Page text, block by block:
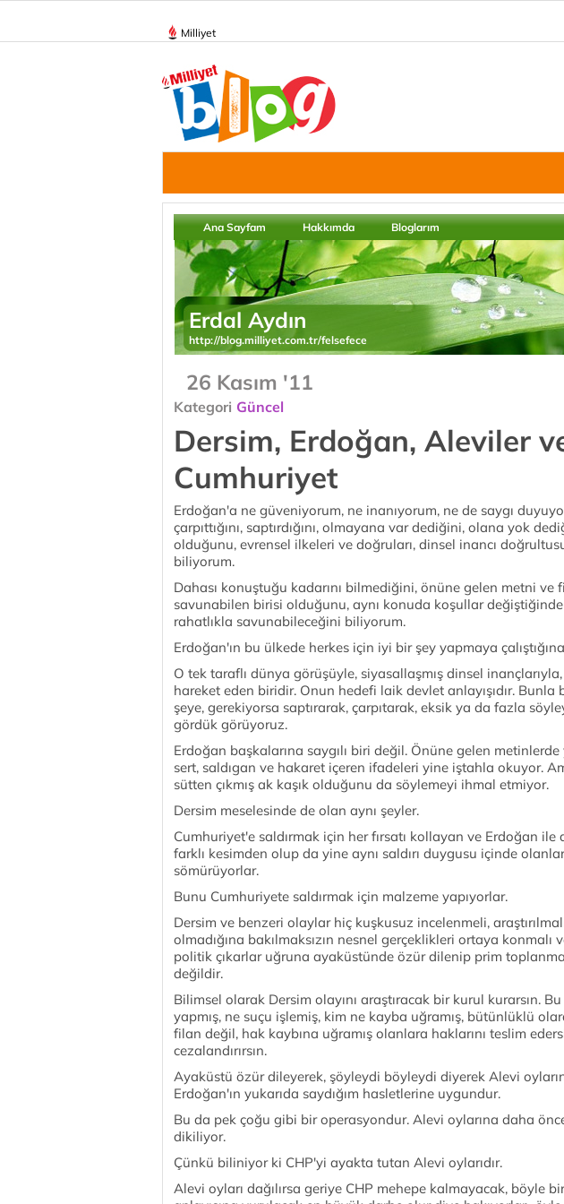
Milliyet
Ana Sayfam Hakkımda Bloglarım
Erdal Aydın
http://blog.milliyet.com.tr/felsefece
26 Kasım '11
Kategori Güncel
Dersim, Erdoğan, Aleviler
Cumhuriyet
Erdoğan'a ne güveniyorum, ne inanıyorum, ne de saygı
çarpıttığını, saptırdığını, olmayana var dediğini, olana yok
olduğunu, evrensel ilkeleri ve doğruları, dinsel inancı
biliyorum.
Dahası konuştuğu kadarını bilmediğini, önüne gelen metni
savunabilen birisi olduğunu, aynı konuda koşullar
rahatlıkla savunabileceğini biliyorum.
Erdoğan'ın bu ülkede herkes için iyi bir şey yapmaya
O tek taraflı dünya görüşüyle, siyasallaşmış dinsel
hareket eden biridir. Onun hedefi laik devlet anlayışıdır. Bunla
şeye, gerekiyorsa saptırarak, çarpıtarak, eksik ya da fazla
gördük görüyoruz.
Erdoğan başkalarına saygılı biri değil. Önüne gelen metinlerde
sert, saldıgan ve hakaret içeren ifadeleri yine iştahla okuyor.
sütten çıkmış ak kaşık olduğunu da söylemeyi ihmal etmiyor.
Dersim meselesinde de olan aynı şeyler.
Cumhuriyet'e saldırmak için her fırsatı kollayan ve Erdoğan ile
farklı kesimden olup da yine aynı saldırı duygusu içinde
sömürüyorlar.
Bunu Cumhuriyete saldırmak için malzeme yapıyorlar.
Dersim ve benzeri olaylar hiç kuşkusuz incelenmeli,
olmadığına bakılmaksızın nesnel gerçeklikleri ortaya konmalı
politik çıkarlar uğruna ayaküstünde özür dilenip prim
değildir.
Bilimsel olarak Dersim olayını araştıracak bir kurul kurarsın.
yapmış, ne suçu işlemiş, kim ne kayba uğramış, bütünlüklü
filan değil, hak kaybına uğramış olanlara haklarını teslim
cezalandırırsın.
Ayaküstü özür dileyerek, şöyleydi böyleydi diyerek Alevi
Erdoğan'ın yukarıda saydığım hasletlerine uygundur.
Bu da pek çoğu gibi bir operasyondur. Alevi oylarına daha
dikiliyor.
Çünkü biliniyor ki CHP'yi ayakta tutan Alevi oylarıdır.
Alevi oyları dağılırsa geriye CHP mehepe kalmayacak, böyle